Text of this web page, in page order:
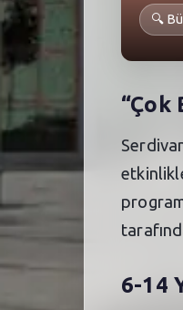
🔍
“Çok
6-14